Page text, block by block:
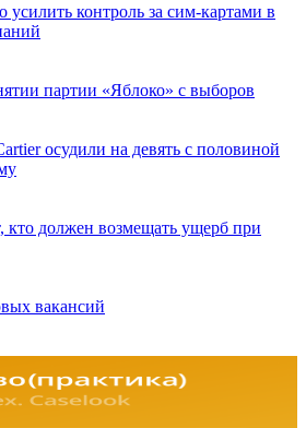
контроль за сим-картами в
партии «Яблоко» с выборов
осудили на девять с половиной
кто должен возмещать ущерб при
вакансий